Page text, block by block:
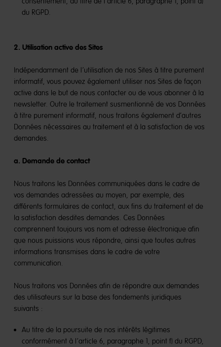
du RGPD.
2. Utilisation active des Sites
Indépendamment de l’utilisation de nos Sites à titre purement
informatif, vous pouvez également utiliser nos Sites de façon
active dans le but de nous contacter ou de vous abonner à la
newsletter. Outre le traitement susmentionné de vos Données
à titre purement informatif, nous traitons également d’autres
Données nécessaires au traitement et à la satisfaction de vos
demandes.
a. Demande de contact
Nous traitons les Données communiquées dans le cadre de
vos demandes adressées au moyen, par exemple, des
différents formulaires de contact, aux fins du traitement et de
la satisfaction desdites demandes. Ces Données
comprennent toujours vos nom et adresse électronique afin
que nous puissions vous répondre, ainsi que toutes autres
informations transmises dans le cadre de votre
communication.
Nous traitons vos Données afin de répondre aux demandes
des utilisateurs sur la base des fondements juridiques
suivants :
Au titre de la poursuite de nos intérêts légitimes
conformément à l’article 6, paragraphe 1, point f) du RGPD,